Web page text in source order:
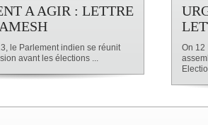
A AGIR : LETTRE
le Parlement indien se réunit
avant les élections ...
On 12